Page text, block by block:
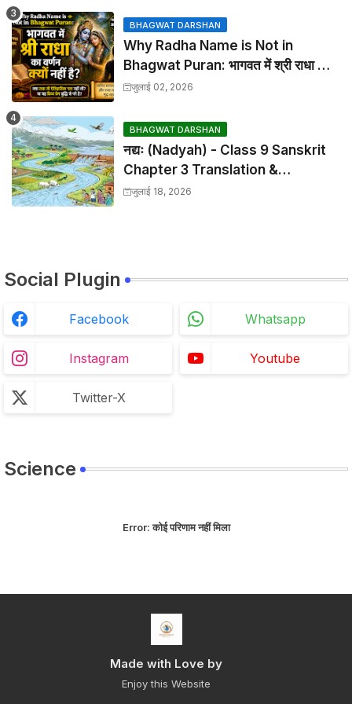
BHAGWAT DARSHAN
Why Radha Name is Not in
Bhagwat Puran: भागवत में श्री राधा का
वर्णन क्यों नहीं है?
जुलाई 02, 2026
BHAGWAT DARSHAN
नद्यः (Nadyah) - Class 9 Sanskrit
Chapter 3 Translation &
Solutions
जुलाई 18, 2026
Social Plugin
Facebook Whatsapp
Instagram Youtube
Twitter-X
Science
Error:कोई परिणाम नहीं मिला
Made with Love by
Enjoy this Website